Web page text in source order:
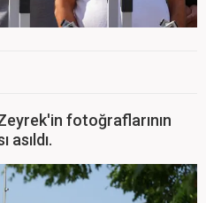
fotoğraflarının
asıldı.